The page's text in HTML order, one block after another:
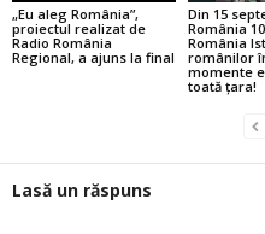
„Eu aleg România”,
proiectul realizat de
Radio România
Regional, a ajuns la final
Din 15
România
România
românilor
momente
toată țara!
Lasă un răspuns